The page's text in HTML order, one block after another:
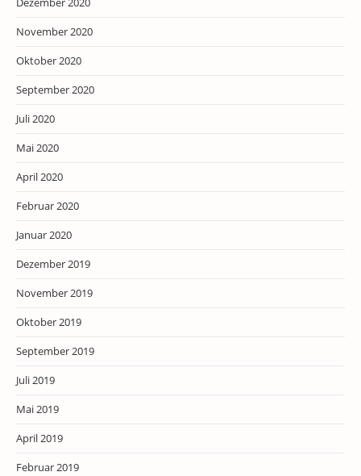
November 2020
Oktober 2020
September 2020
Juli 2020
Mai 2020
April 2020
Februar 2020
Januar 2020
Dezember 2019
November 2019
Oktober 2019
September 2019
Juli 2019
Mai 2019
April 2019
Februar 2019